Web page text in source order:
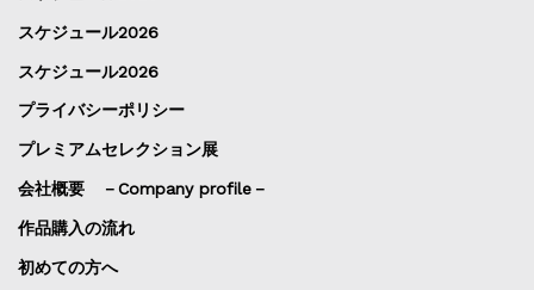
スケジュール2026
スケジュール2026
プライバシーポリシー
プレミアムセレクション展
会社概要 －Company profile－
作品購入の流れ
初めての方へ